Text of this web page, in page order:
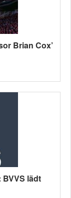
Brian Cox’
lädt